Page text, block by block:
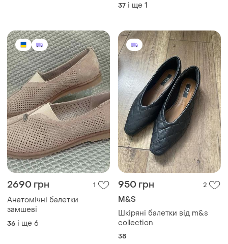
37 і ще 1
2690 грн 1
Анатомічні балетки
замшеві
36 і ще 6
950 грн 2
M&S
Шкіряні балетки від m&s
collection
38